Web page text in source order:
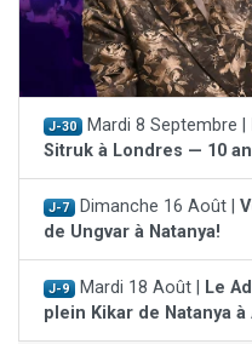
J-30 Mardi 8 Septembre |
Sitruk à Londres — 10
J-7 Dimanche 16 Août |
de Ungvar à Natanya!
J-9 Mardi 18 Août |
Le
plein Kikar de Natanya à